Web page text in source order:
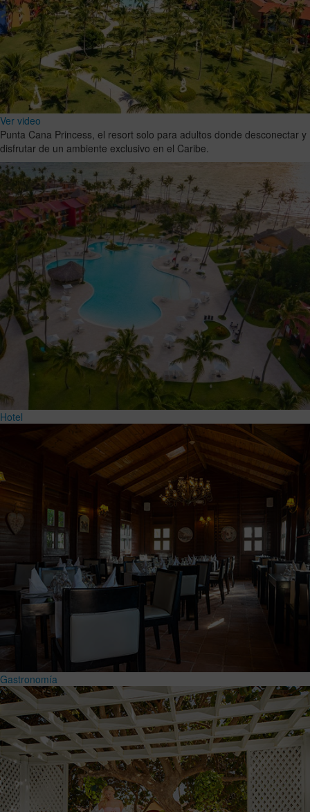
Ver video
Punta Cana Princess, el resort solo para adultos donde desconectar y
disfrutar de un ambiente exclusivo en el Caribe.
Hotel
Gastronomía